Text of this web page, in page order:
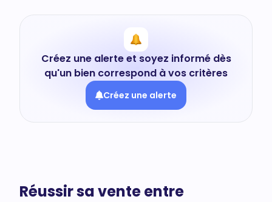
Créez une alerte et soyez informé dès
qu'un bien correspond à vos critères
Créez une alerte
Réussir sa vente entre